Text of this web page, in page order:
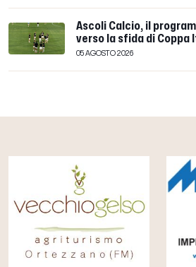
Ascoli Calcio, il
verso la sfida di Coppa
05 AGOSTO 2026